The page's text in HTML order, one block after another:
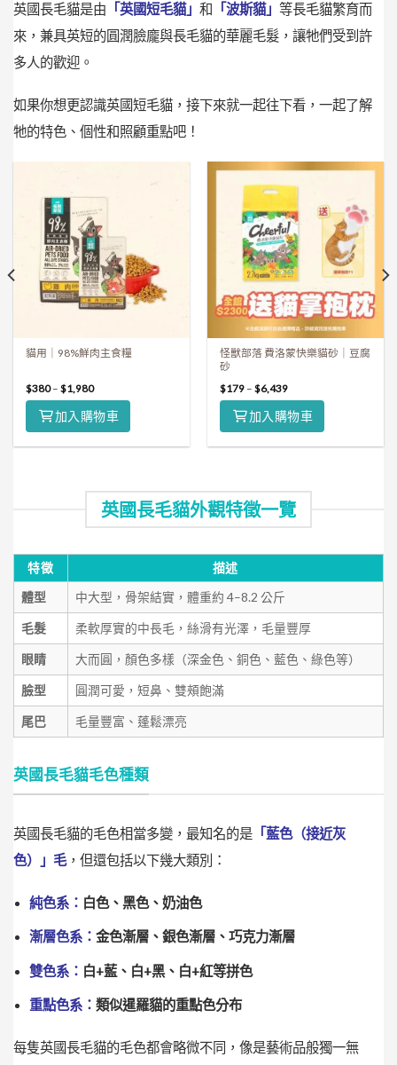
英國長毛貓是由 「英國短毛貓」 和 「波斯貓」 等長毛貓繁育而
來，兼具英短的圓潤臉龐與長毛貓的華麗毛髮，讓牠們受到許
多人的歡迎。
如果你想更認識英國短毛貓，接下來就一起往下看，一起了解
牠的特色、個性和照顧重點吧！
貓用｜98%鮮肉主食糧
$380–$1,980
加入購物車
怪獸部落 費洛蒙快樂貓砂｜豆腐
砂
$179 –$6,439
加入購物車
英國長毛貓外觀特徵一覽
特徵
描述
體型
中大型，骨架結實，體重約 4–8.2 公斤
毛髮 柔軟厚實的中長毛，絲滑有光澤，毛量豐厚
眼睛 大而圓，顏色多樣（深金色、銅色、藍色、綠色等）
臉型 圓潤可愛，短鼻、雙頰飽滿
尾巴 毛量豐富、蓬鬆漂亮
英國長毛貓毛色種類
英國長毛貓的毛色相當多變，最知名的是 「藍色（接近灰
色）」毛，但還包括以下幾大類別：
純色系： 白色、黑色、奶油色
漸層色系：金色漸層、銀色漸層、巧克力漸層
雙色系： 白+藍、白+黑、白+紅等拼色
重點色系：類似暹羅貓的重點色分布
每隻英國長毛貓的毛色都會略微不同，像是藝術品般獨一無